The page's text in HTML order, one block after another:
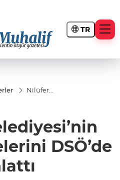
TR
Nilüfer
DSÖ’de
anlattı
DSÖ’de